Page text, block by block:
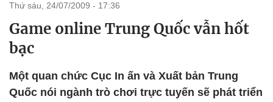
thứ sáu, 24/07/2009 - 17:36
Game online Trung Quốc vẫn hốt
bạc
Một quan chức Cục In ấn và Xuất bản Trung
Quốc nói ngành trò chơi trực tuyến sẽ phát triển